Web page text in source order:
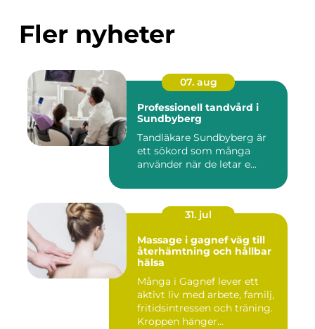
Fler nyheter
07. aug
Professionell tandvård i
Sundbyberg
Tandläkare Sundbyberg är
ett sökord som många
använder när de letar e...
31. jul
Massage i gagnef väg till
återhämtning och hållbar
hälsa
Många i Gagnef lever ett
aktivt liv med arbete, familj,
fritidsintressen och träning.
Kroppen hänger...